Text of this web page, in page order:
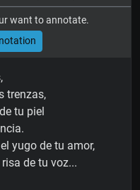
want to annotate.
trenzas,
tu piel
yugo de tu amor,
de tu voz...